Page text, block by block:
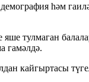
һәм
тулмаган
гамәлдә.
кайгыртасы